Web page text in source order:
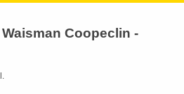
Coopeclin -